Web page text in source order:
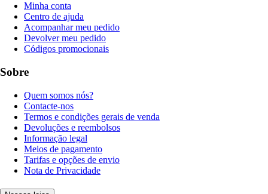
Minha conta
Centro de ajuda
Acompanhar meu pedido
Devolver meu pedido
Códigos promocionais
Sobre
Quem somos nós?
Contacte-nos
Termos e condições gerais de venda
Devoluções e reembolsos
Informação legal
Meios de pagamento
Tarifas e opções de envio
Nota de Privacidade